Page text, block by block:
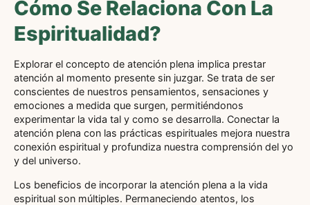
Cómo Se Relaciona Con La
Espiritualidad?
Explorar el concepto de atención plena implica prestar
atención al momento presente sin juzgar. Se trata de ser
conscientes de nuestros pensamientos, sensaciones y
emociones a medida que surgen, permitiéndonos
experimentar la vida tal y como se desarrolla. Conectar la
atención plena con las prácticas espirituales mejora nuestra
conexión espiritual y profundiza nuestra comprensión del yo
y del universo.
Los beneficios de incorporar la atención plena a la vida
espiritual son múltiples. Permaneciendo atentos, los